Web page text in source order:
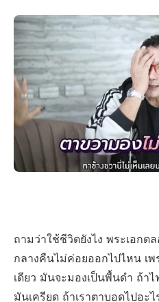
ถามว่าใช้ชีวิตยังไง พระเอกต
กลางคืนไม่ค่อยออกไปไหน เ
เดียว มันจะมองเป็นพื้นดำ ถ้า
มันเครียด ถ้าเราตาบอดไปอะ